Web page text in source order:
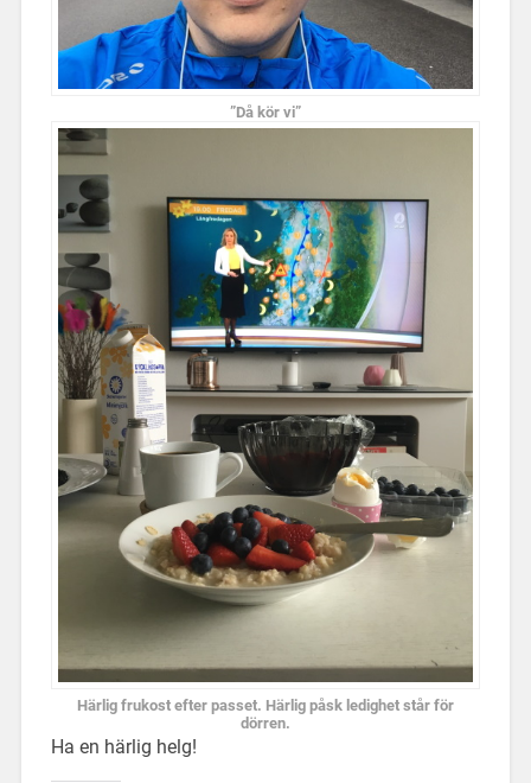
”Då kör vi”
Härlig frukost efter passet. Härlig påsk ledighet står för
dörren.
Ha en härlig helg!